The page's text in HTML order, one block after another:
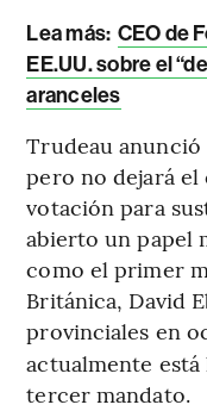
Lea más: CEO de
EE.UU. sobre el
aranceles
Trudeau
pero no dejará el
votación para
abierto un papel
como el primer
Británica, David
provinciales en
actualmente
tercer mandato.